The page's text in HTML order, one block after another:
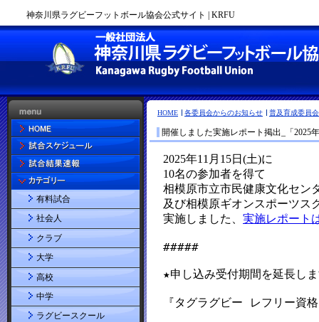
神奈川県ラグビーフットボール協会公式サイト | KRFU
HOME 各委員会からのお知らせ 普及育成委員会
開催しました実施レポート掲出_「
有料試合
社会人
クラブ
大学
高校
中学
ラグビースクール